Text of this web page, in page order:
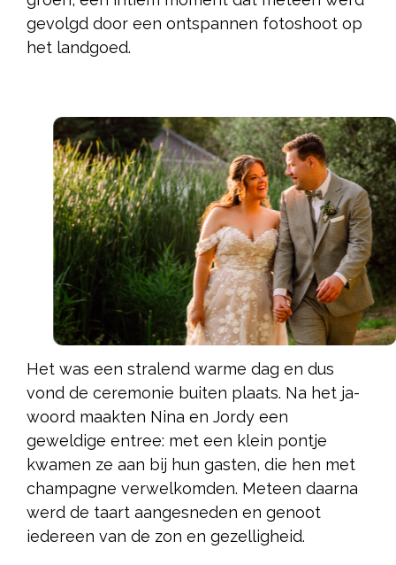
gevolgd door een ontspannen fotoshoot op
het landgoed.
Het was een stralend warme dag en dus
vond de ceremonie buiten plaats. Na het ja-
woord maakten Nina en Jordy een
geweldige entree: met een klein pontje
kwamen ze aan bij hun gasten, die hen met
champagne verwelkomden. Meteen daarna
werd de taart aangesneden en genoot
iedereen van de zon en gezelligheid.